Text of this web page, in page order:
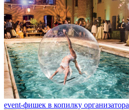
event-фишек в копилку организатора